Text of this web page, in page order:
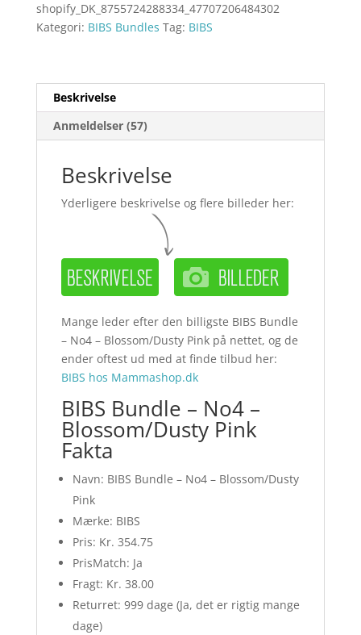
shopify_DK_8755724288334_47707206484302
Kategori: BIBS Bundles Tag: BIBS
Beskrivelse
Anmeldelser (57)
Beskrivelse
Yderligere beskrivelse og flere billeder her:
Mange leder efter den billigste BIBS Bundle
– No4 – Blossom/Dusty Pink på nettet, og de
ender oftest ud med at finde tilbud her:
BIBS hos Mammashop.dk
BIBS Bundle – No4 –
Blossom/Dusty Pink
Fakta
Navn: BIBS Bundle – No4 – Blossom/Dusty
Pink
Mærke: BIBS
Pris: Kr. 354.75
PrisMatch: Ja
Fragt: Kr. 38.00
Returret: 999 dage (Ja, det er rigtig mange
dage)